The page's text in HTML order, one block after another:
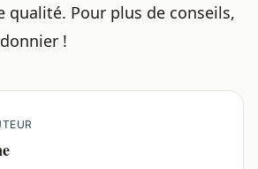
qualité. Pour plus de conseils,
!